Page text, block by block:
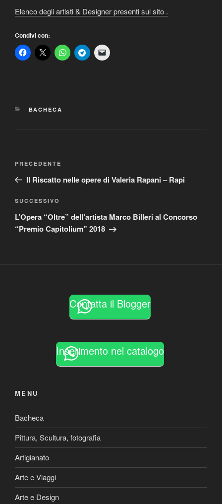
Elenco degli artisti & Designer presenti sul sito .
Condivi con:
CATEGORIE
BACHECA
Articolo
precedente:
PRECEDENTE
Il Riscatto nelle opere di Valeria Rapani – Rapi
Articolo
successivo
SUCCESSIVO
L’Opera “Oltre” dell’artista Marco Billeri al Concorso
“Premio Capitolium” 2018
Contatta il Blogger
Inserimento nel catalogo
MENU
Bacheca
Pittura, Scultura, fotografia
Artigianato
Arte e Viaggi
Arte e Design